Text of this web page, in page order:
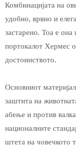
Комбинацијата на
удобно, врвно и
застарено. Тоа е
портокалот Хермес
достоинството.
Основниот
заштита на
абење и против
националните
штета на човечкото